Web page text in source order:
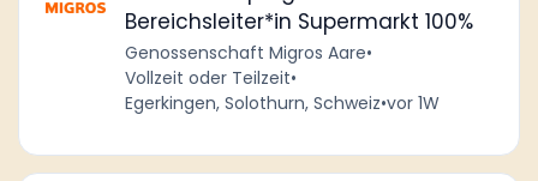
Bereichsleiter*in Supermarkt 100%
Genossenschaft Migros Aare•
Vollzeit oder Teilzeit•
Egerkingen, Solothurn, Schweiz•vor 1W